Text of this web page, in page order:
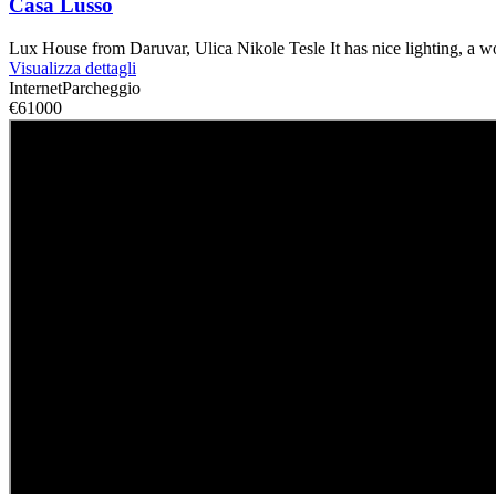
Casa Lusso
Lux House from Daruvar, Ulica Nikole Tesle It has nice lighting, a
Visualizza dettagli
InternetParcheggio
€61000